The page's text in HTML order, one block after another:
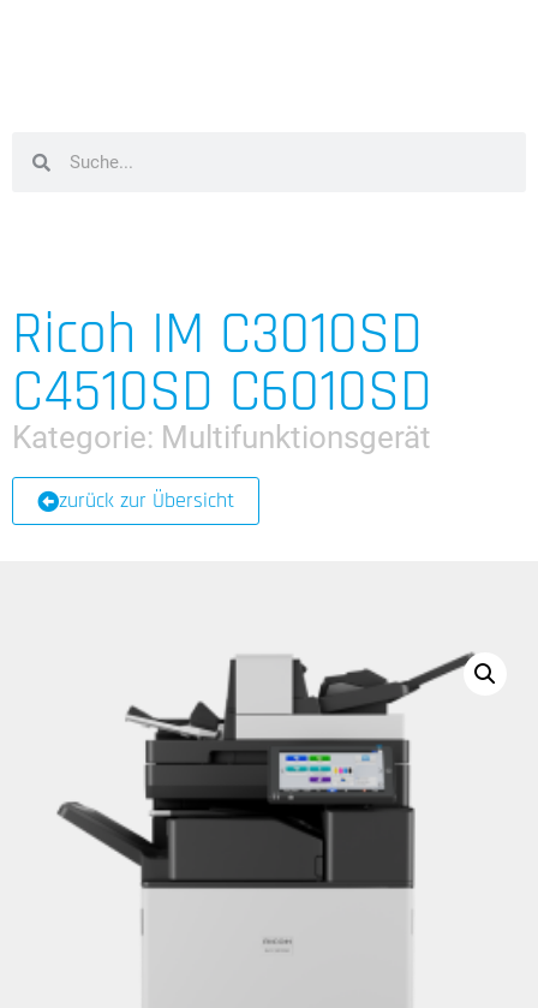
Ricoh IM C3010SD
C4510SD C6010SD
Kategorie: Multifunktionsgerät
zurück zur Übersicht